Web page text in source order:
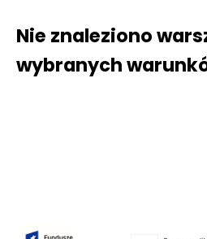
Nie znaleziono
wybranych